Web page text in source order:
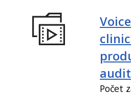
Počet